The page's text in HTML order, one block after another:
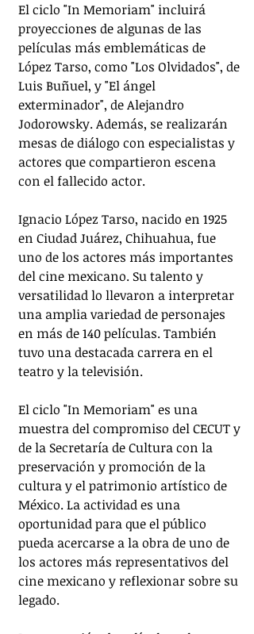
El ciclo "In Memoriam" incluirá
proyecciones de algunas de las
películas más emblemáticas de
López Tarso, como "Los Olvidados", de
Luis Buñuel, y "El ángel
exterminador", de Alejandro
Jodorowsky. Además, se realizarán
mesas de diálogo con especialistas y
actores que compartieron escena
con el fallecido actor.
Ignacio López Tarso, nacido en 1925
en Ciudad Juárez, Chihuahua, fue
uno de los actores más importantes
del cine mexicano. Su talento y
versatilidad lo llevaron a interpretar
una amplia variedad de personajes
en más de 140 películas. También
tuvo una destacada carrera en el
teatro y la televisión.
El ciclo "In Memoriam" es una
muestra del compromiso del CECUT y
de la Secretaría de Cultura con la
preservación y promoción de la
cultura y el patrimonio artístico de
México. La actividad es una
oportunidad para que el público
pueda acercarse a la obra de uno de
los actores más representativos del
cine mexicano y reflexionar sobre su
legado.